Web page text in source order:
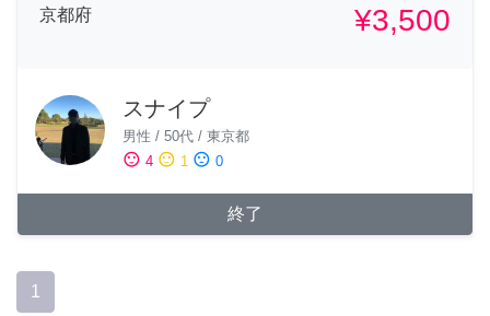
京都府
¥3,500
スナイプ
男性 / 50代 / 東京都
sentiment_satisfied 4 sentiment_neutral 1 sentiment_dissatisfied 0
終了
1